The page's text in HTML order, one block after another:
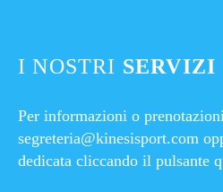
I NOSTRI SERVIZI
Per informazioni o
segreteria@kinesisport.com
dedicata cliccando il pulsante